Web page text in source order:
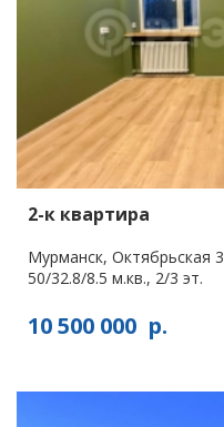
2-к квартира
Мурманск, Октябрьская 3
50/32.8/8.5 м.кв., 2/3 эт.
10 500 000 р.